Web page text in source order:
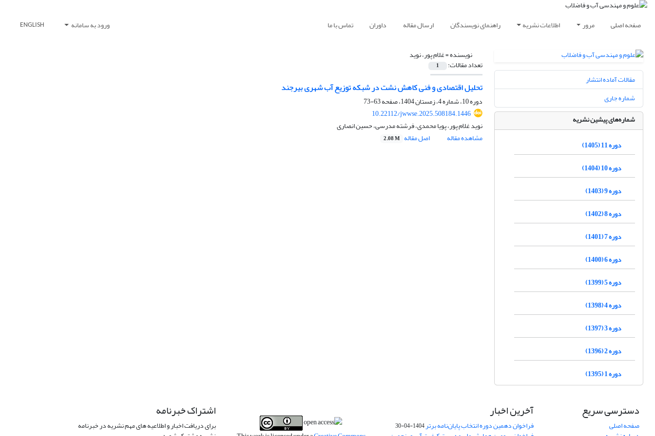
صفحه اصلی مرور اطلاعات نشریه راهنمای نویسندگان ارسال مقاله داوران تماس با ما ورود به سامانه ENGLISH
نویسنده =غلام پور، نوید
تعداد مقالات: 1
تحلیل اقتصادی و فنی کاهش نشت در شبکه‌ توزیع آب شهری بیرجند
دوره 10، شماره 4، زمستان 1404، صفحه
63-73
10.22112/jwwse.2025.508184.1446
نوید غلام پور، پویا محمدی، فرشته مدرسی، حسین انصاری
مشاهده مقاله
اصل مقاله 2.08 M
مقالات آماده انتشار
شماره جاری
شماره‌های پیشین نشریه
دوره 11 (1405)
دوره 10 (1404)
دوره 9 (1403)
دوره 8 (1402)
دوره 7 (1401)
دوره 6 (1400)
دوره 5 (1399)
دوره 4 (1398)
دوره 3 (1397)
دوره 2 (1396)
دوره 1 (1395)
دسترسی سریع
صفحه اصلی
آخرین اخبار
فراخوان دهمین دوره انتخاب پایان‌نامه برتر1404-04-30
اشتراک خبرنامه
برای دریافت اخبار و اطلاعیه های مهم نشریه در خبرنامه